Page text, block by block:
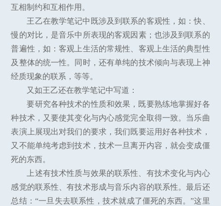
互相制约和互相作用。
王乙在教学笔记中既涉及到联系的客观性，如：快、
慢的对比，是音乐中所表现的客观因素；也涉及到联系的
普遍性，如：客观上生活的常规性、客观上生活的典型性
及整体的统一性。同时，还有单纯的技术倾向与表现上神
经质现象的联系，等等。
又如王乙还在教学笔记中写道：
要研究各种技术的性质和效果，既要熟练地掌握好各
种技术，又要使其变化与内心感觉完全取得一致。当乐曲
表演上展现出对我们的要求，我们既要运用好各种技术，
又不能单纯考虑到技术，技术一旦离开内容，就会变成僵
死的东西。
上述有技术性质与效果的联系性、有技术变化与内心
感觉的联系性、有技术形成与音乐内容的联系性。最后还
总结：“一旦失去联系性，技术就成了僵死的东西。”这里